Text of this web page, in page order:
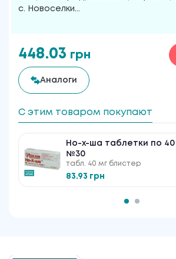
с. Новоселки...
448.03 грн
Аналоги
С этим товаром покупают
Но-х-ша таблетки по 40
№30
табл. 40 мг блистер
83.93 грн